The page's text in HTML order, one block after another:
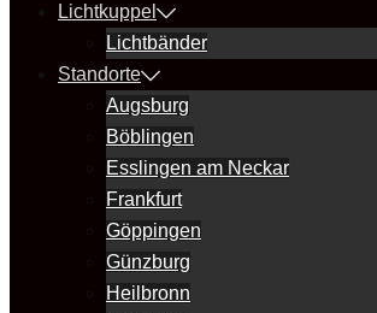
Lichtkuppel
Lichtbänder
Standorte
Augsburg
Böblingen
Esslingen am Neckar
Frankfurt
Göppingen
Günzburg
Heilbronn